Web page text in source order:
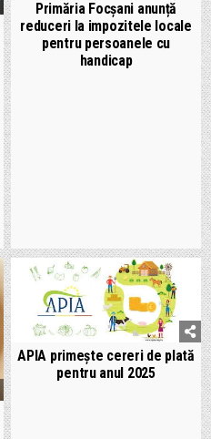
Primăria Focșani anunță
reduceri la impozitele locale
pentru persoanele cu
handicap
APIA primește cereri de plată
pentru anul 2025